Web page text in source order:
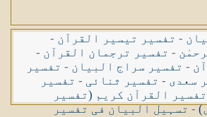
- تفسیر تیسیر القرآن -
- تفسیر ترجمان القرآن -
- تفسیر سراج البیان - تفسیر
سعدی - تفسیر ثنائی - تفسیر
تفسیر القرآن کریم (تفسیر
-تسہیل البیان فی تفسیر